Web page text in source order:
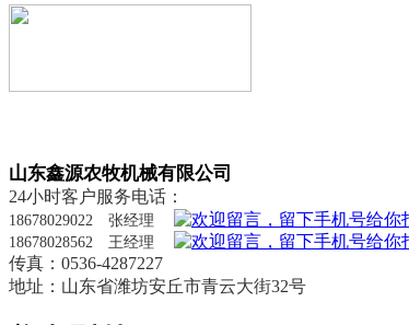
山东鑫源农牧机械有限公司
24小时客户服务电话：
18678029022 张经理
18678028562 王经理
传真：0536-4287227
地址：山东省潍坊安丘市青云大街32号